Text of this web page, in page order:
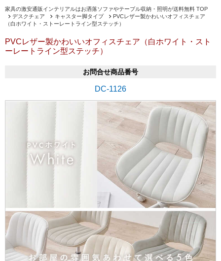
家具の激安通販インテリアルはお洒落ソファやテーブル収納・照明が送料無料 TOP
デスクチェア
キャスター脚タイプ
PVCレザー製かわいいオフィスチェア
（白ホワイト・ストーレートライン型ステッチ）
PVCレザー製かわいいオフィスチェア（白ホワイト・スト
ーレートライン型ステッチ）
お問合せ商品番号
DC-1126